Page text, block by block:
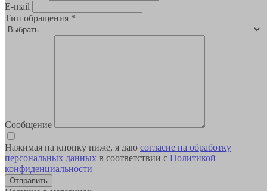
E-mail
Тип обращения *
Сообщение
Нажимая на кнопку ниже, я даю согласие на обработку
персональных данных в соответствии с Политикой
конфиденциальности